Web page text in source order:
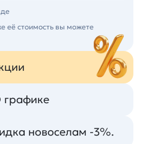
её стоимость вы можете
графике
новоселам -3%.